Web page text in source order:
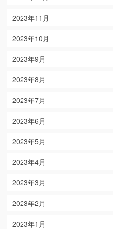
2023年11月
2023年10月
2023年9月
2023年8月
2023年7月
2023年6月
2023年5月
2023年4月
2023年3月
2023年2月
2023年1月